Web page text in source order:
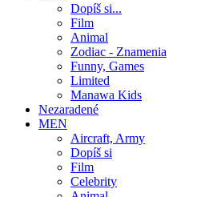
Dopíš si...
Film
Animal
Zodiac - Znamenia
Funny, Games
Limited
Manawa Kids
Nezaradené
MEN
Aircraft, Army
Dopíš si
Film
Celebrity